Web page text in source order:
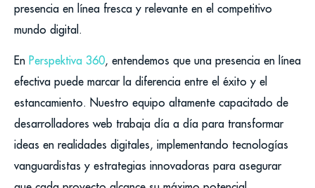
presencia en línea fresca y relevante en el competitivo
mundo digital.
En Perspektiva 360, entendemos que una presencia en línea
efectiva puede marcar la diferencia entre el éxito y el
estancamiento. Nuestro equipo altamente capacitado de
desarrolladores web trabaja día a día para transformar
ideas en realidades digitales, implementando tecnologías
vanguardistas y estrategias innovadoras para asegurar